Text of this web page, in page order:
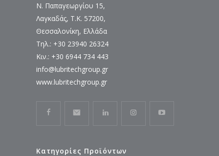
Ν. Παπαγεωργίου 15,
Λαγκαδάς, Τ.Κ. 57200,
Θεσσαλονίκη, Ελλάδα
Τηλ.: +30 23940 26324
Κιν.: +30 6944 734 443
info@lubritechgroup.gr
www.lubritechgroup.gr
Κατηγορίες Προϊόντων